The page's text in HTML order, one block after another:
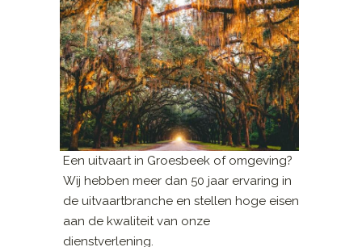
Een uitvaart in Groesbeek of omgeving?
Wij hebben meer dan 50 jaar ervaring in
de uitvaartbranche en stellen hoge eisen
aan de kwaliteit van onze
dienstverlening.